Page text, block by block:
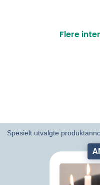
Flere
Spesielt utvalgte